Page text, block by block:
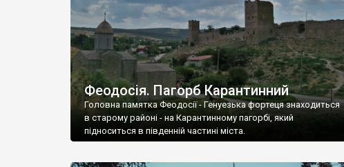
Феодосія. Пагорб Карантинний
Головна памятка Феодосії - Генуезька фортеця знаходиться
в старому районі - на Карантинному пагорбі, який
підноситься в південній частині міста.